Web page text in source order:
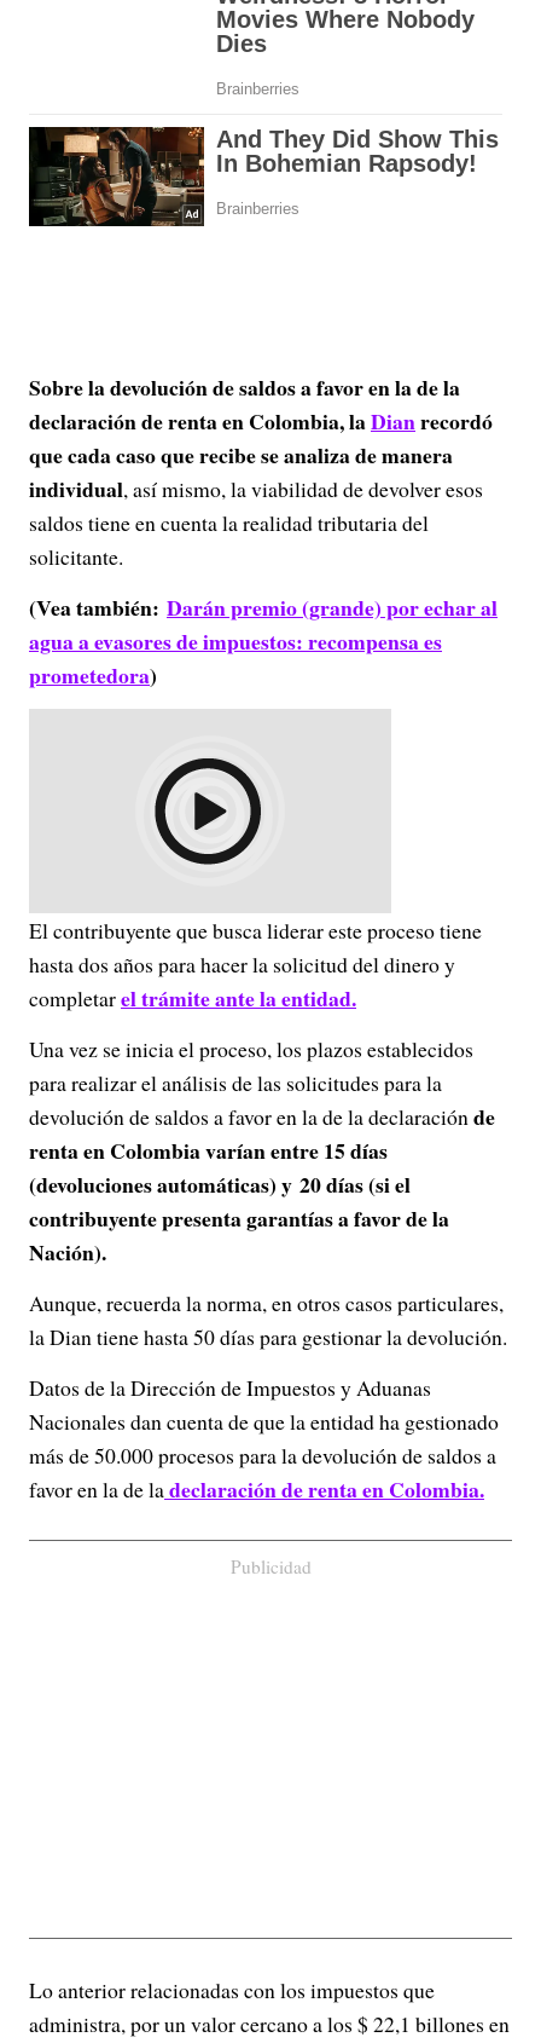
Sobre la devolución de saldos a favor en la de la
declaración de renta en Colombia, laDianrecordó
que cada caso que recibe se analiza de manera
individual, así mismo, la viabilidad de devolver esos
saldos tiene en cuenta la realidad tributaria del
solicitante.
(Vea también: Darán premio (grande) por echar al
agua a evasores de impuestos: recompensa es
prometedora)
El contribuyente que busca liderar este proceso tiene
hasta dos años para hacer la solicitud del dinero y
completarel trámite ante la entidad.
Una vez se inicia el proceso, los plazos establecidos
para realizar el análisis de las solicitudes para la
devolución de saldos a favor en la de la declaraciónde
renta en Colombia varían entre 15 días
(devoluciones automáticas) y 20 días (si el
contribuyente presenta garantías a favor de la
Nación).
Aunque, recuerda la norma, en otros casos particulares,
la Dian tiene hasta 50 días para gestionar la devolución.
Datos de la Dirección de Impuestos y Aduanas
Nacionales dan cuenta de que la entidad ha gestionado
más de 50.000 procesos para la devolución de saldos a
favor en la de ladeclaración de renta en Colombia.
Publicidad
Lo anterior relacionadas con los impuestos que
administra, por un valor cercano a los $ 22,1 billones en